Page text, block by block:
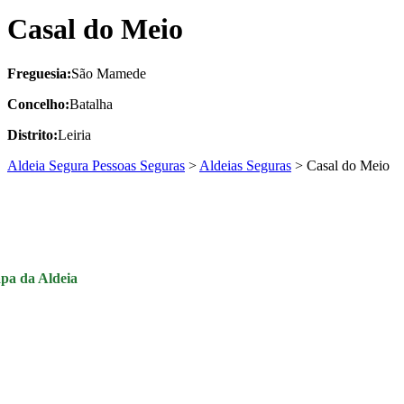
Casal do Meio
Freguesia:São Mamede
Concelho:Batalha
Distrito:Leiria
Aldeia Segura Pessoas Seguras > Aldeias Seguras > Casal do Meio
da Aldeia